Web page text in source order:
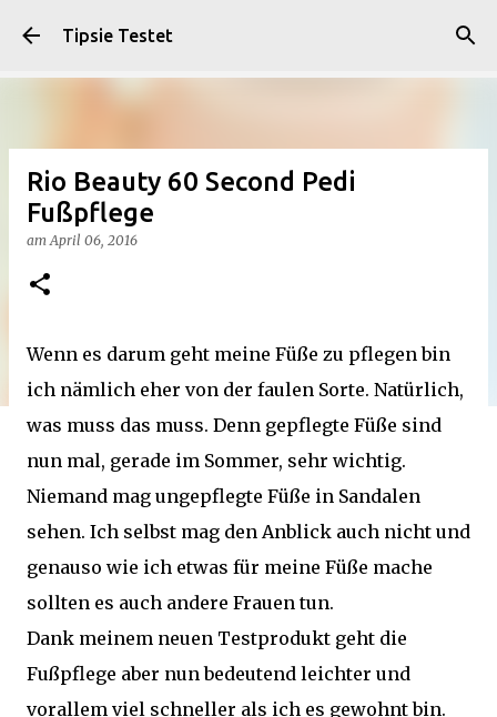
Direkt zum Hauptbereich
Tipsie Testet
Rio Beauty 60 Second Pedi
Fußpflege
amApril 06, 2016
Wenn es darum geht meine Füße zu pflegen bin
ich nämlich eher von der faulen Sorte. Natürlich,
was muss das muss. Denn gepflegte Füße sind
nun mal, gerade im Sommer, sehr wichtig.
Niemand mag ungepflegte Füße in Sandalen
sehen. Ich selbst mag den Anblick auch nicht und
genauso wie ich etwas für meine Füße mache
sollten es auch andere Frauen tun.
Dank meinem neuen Testprodukt geht die
Fußpflege aber nun bedeutend leichter und
vorallem viel schneller als ich es gewohnt bin.